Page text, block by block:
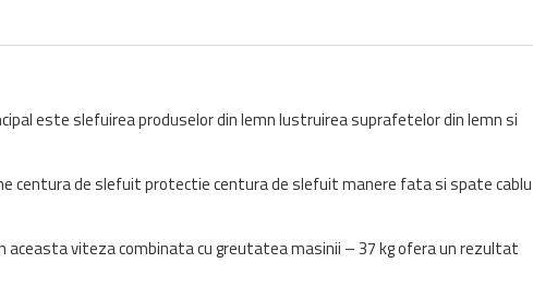
este slefuirea produselor din lemn lustruirea suprafetelor din lemn si
centura de slefuit protectie centura de slefuit manere fata si spate cablu
aceasta viteza combinata cu greutatea masinii – 37 kg ofera un rezultat